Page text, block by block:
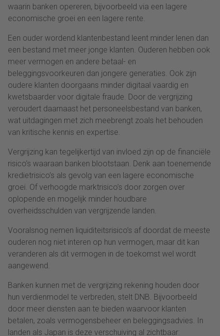
waarin banken opereren, bijvoorbeeld via een lagere
economische groei en een lagere rente.
Een ouder wordend klantenbestand leent minder lenen dan
een bestand met meer jonge klanten. Ouderen hebben ook
meer vermogen en andere betaal- en
beleggingsvoorkeuren dan jongere generaties. Ook zijn
oudere klanten doorgaans minder digitaal vaardig en
kwetsbaarder voor digitale fraude. Door de vergrijzing
veroudert daarnaast het personeelsbestand van banken,
wat uitdagingen met zich meebrengt zoals het behouden
van kritische kennis en expertise.
Vergrijzing kan tegelijkertijd van invloed zijn op de financiële
risico’s waaraan banken blootstaan. Denk aan toenemende
kredietrisico’s als gevolg van een lagere economische
groei. Of verhoogde marktrisico’s door zorgen over
oplopende en mogelijk minder houdbare
overheidsschulden van vergrijzende landen.
Vooralsnog nemen liquiditeitsrisico’s af doordat de meeste
ouderen nog niet interen op hun vermogen, maar dit kan
veranderen als dit vermogen in de toekomst wel wordt
aangewend.
Banken kunnen met de vergrijzing rekening houden door
hun verdienmodel te verbreden, stelt DNB. Bijvoorbeeld
door meer diensten aan te bieden waarvoor klanten
betalen, zoals vermogensbeheer en beleggingsadvies. In
landen als Japan is deze verschuiving al zichtbaar: